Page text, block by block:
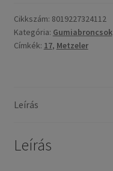
-
17
52H
mennyiség
Cikkszám: 8019227324112
Kategória: Gumiabroncsok
Címkék: 17, Metzeler
Leírás
Leírás